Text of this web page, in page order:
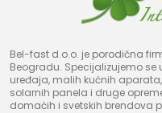
Bel-fast d.o.o. je porodična
Beogradu. Specijalizujemo se
uređaja, malih kućnih
solarnih panela i druge
domaćih i svetskih brendova